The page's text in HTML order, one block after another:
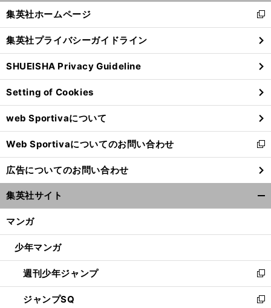
閉
る
集英社ホームページ
新
し
い
ウ
ィ
ン
ド
ウ
で
開
く
集英社プライバシーガイドライン
SHUEISHA Privacy Guideline
Setting of Cookies
web Sportivaについて
Web Sportivaについてのお問い合わせ
新
し
い
ウ
ィ
ン
ウ
開
く
広告についてのお問い合わせ
集英社サイト
マンガ
少年マンガ
週刊少年ジャンプ
新
し
い
ジャンプSQ
新